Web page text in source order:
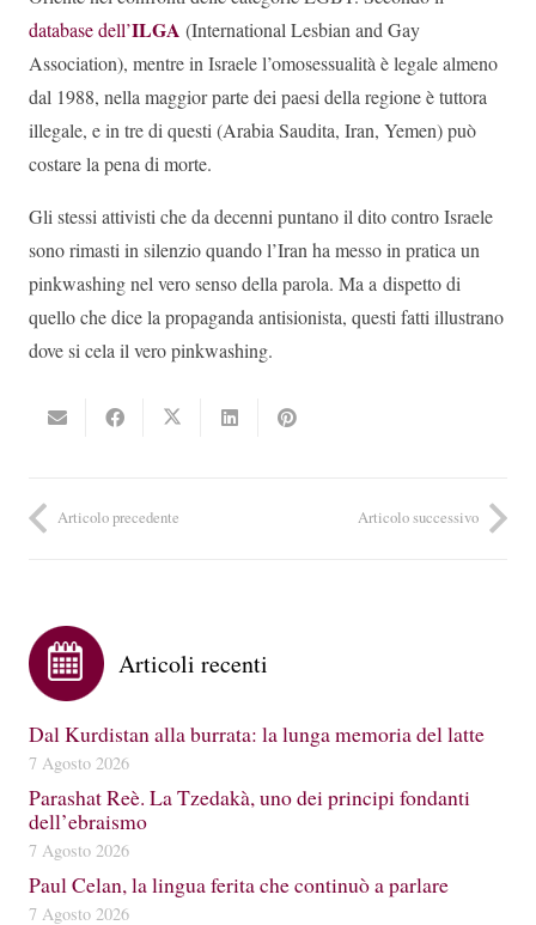
database dell’ILGA (International Lesbian and Gay
Association), mentre in Israele l’omosessualità è legale almeno
dal 1988, nella maggior parte dei paesi della regione è tuttora
illegale, e in tre di questi (Arabia Saudita, Iran, Yemen) può
costare la pena di morte.
Gli stessi attivisti che da decenni puntano il dito contro Israele
sono rimasti in silenzio quando l’Iran ha messo in pratica un
pinkwashing nel vero senso della parola. Ma a dispetto di
quello che dice la propaganda antisionista, questi fatti illustrano
dove si cela il vero pinkwashing.
Articolo precedente Articolo successivo
Articoli recenti
Dal Kurdistan alla burrata: la lunga memoria del latte
7 Agosto 2026
Parashat Reè. La Tzedakà, uno dei principi fondanti
dell’ebraismo
7 Agosto 2026
Paul Celan, la lingua ferita che continuò a parlare
7 Agosto 2026